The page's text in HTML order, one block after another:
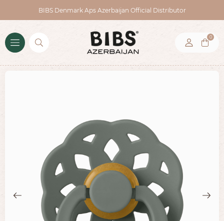
BIBS Denmark Aps Azerbaijan Official Distributor
0